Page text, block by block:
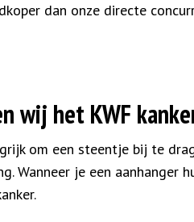
dan onze directe
wij het KWF
om een steentje bij te
Wanneer je een aanhanger